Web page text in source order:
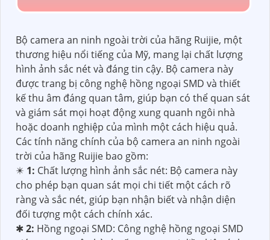
Bộ camera an ninh ngoài trời của hãng Ruijie, một
thương hiệu nổi tiếng của Mỹ, mang lại chất lượng
hình ảnh sắc nét và đáng tin cậy. Bộ camera này
được trang bị công nghệ hồng ngoại SMD và thiết
kế thu âm đáng quan tâm, giúp bạn có thể quan sát
và giám sát mọi hoạt động xung quanh ngôi nhà
hoặc doanh nghiệp của mình một cách hiệu quả.
Các tính năng chính của bộ camera an ninh ngoài
trời của hãng Ruijie bao gồm:
✴️ 1: Chất lượng hình ảnh sắc nét: Bộ camera này
cho phép bạn quan sát mọi chi tiết một cách rõ
ràng và sắc nét, giúp bạn nhận biết và nhận diện
đối tượng một cách chính xác.
✱2: Hồng ngoại SMD: Công nghệ hồng ngoại SMD